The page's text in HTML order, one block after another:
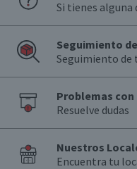
Si tienes alguna
Seguimiento
Seguimiento de
Problemas
Resuelve dudas
Nuestros
Encuentra tu